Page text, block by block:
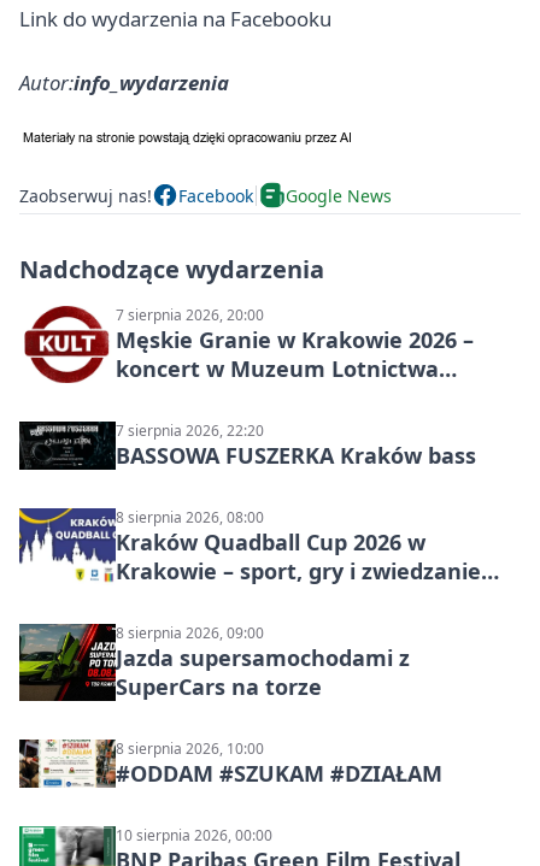
Link do wydarzenia na Facebooku
Autor:info_wydarzenia
Zaobserwuj nas! Facebook Google News
Nadchodzące wydarzenia
7 sierpnia 2026, 20:00
Męskie Granie w Krakowie 2026 –
koncert w Muzeum Lotnictwa
7 sierpnia 2026, 22:20
BASSOWA FUSZERKA Kraków bass
8 sierpnia 2026, 08:00
Kraków Quadball Cup 2026 w
Krakowie – sport, gry i zwiedzanie
8 sierpnia 2026, 09:00
Jazda supersamochodami z
SuperCars na torze
8 sierpnia 2026, 10:00
#ODDAM #SZUKAM #DZIAŁAM
10 sierpnia 2026, 00:00
BNP Paribas Green Film Festival